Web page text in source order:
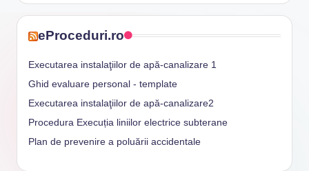
eProceduri.ro
Executarea instalaţiilor de apă-canalizare 1
Ghid evaluare personal - template
Executarea instalaţiilor de apă-canalizare2
Procedura Execuția liniilor electrice subterane
Plan de prevenire a poluării accidentale